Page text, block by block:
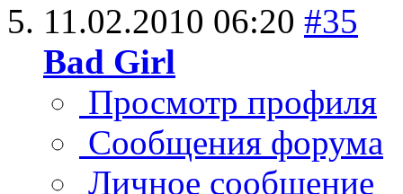
11.02.2010 06:20 #35
Bad Girl
Просмотр профиля
Сообщения форума
Личное сообщение